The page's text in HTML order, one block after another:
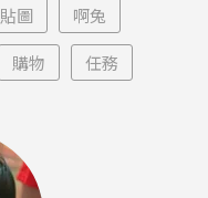
貼圖 啊兔
購物 任務